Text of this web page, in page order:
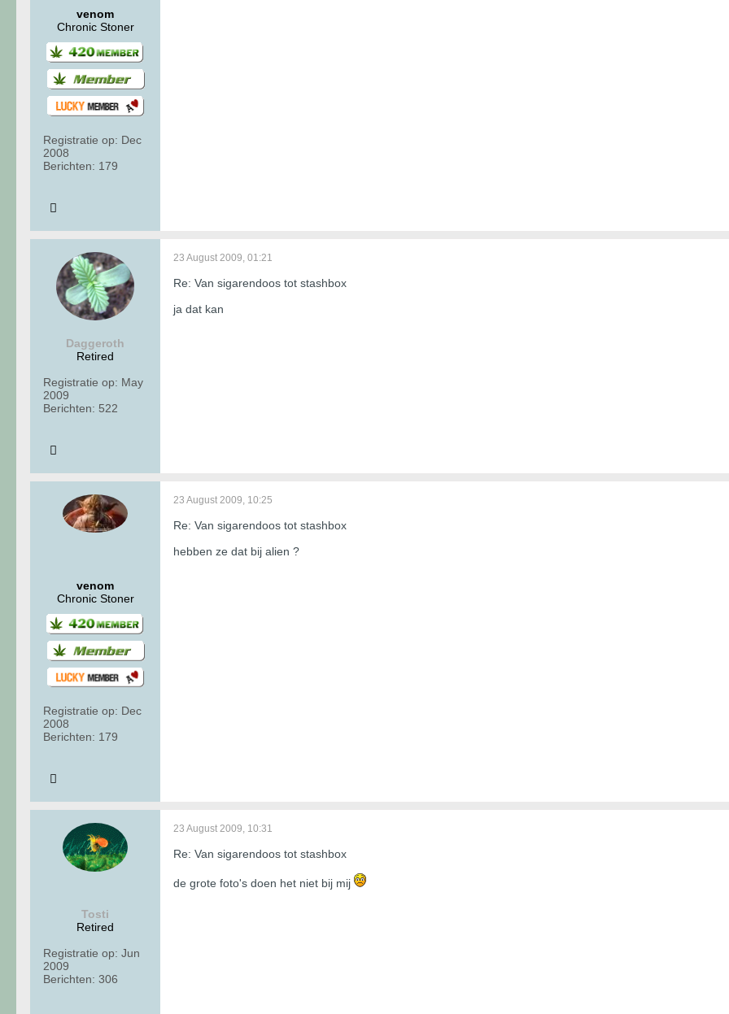
venom
Chronic Stoner
Registratie op: Dec
2008
Berichten: 179
Daggeroth
Retired
Registratie op: May
2009
Berichten: 522
23 August 2009, 01:21
Re: Van sigarendoos tot stashbox
ja dat kan
venom
Chronic Stoner
Registratie op: Dec
2008
Berichten: 179
23 August 2009, 10:25
Re: Van sigarendoos tot stashbox
hebben ze dat bij alien ?
Tosti
Retired
Registratie op: Jun
2009
Berichten: 306
23 August 2009, 10:31
Re: Van sigarendoos tot stashbox
de grote foto's doen het niet bij mij